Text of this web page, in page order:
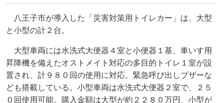
八王子市が導入した「災害対策用トイレカー」は、大型
と小型の計２台。
大型車両には水洗式大便器４室と小便器１基、車いす用
昇降機を備えたオストメイト対応の多目的トイレ１室が設
置され、計９８０回の使用に対応。緊急呼び出しブザーな
ども搭載している。小型車両は水洗式大便器２室で、２５
０回使用可能。購入金額は大型が約２２８０万円、小型が